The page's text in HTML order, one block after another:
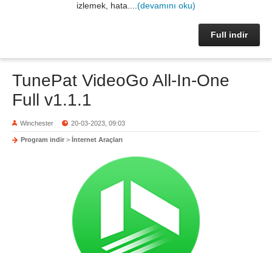
izlemek, hata.... (devamını oku)
Full indir
TunePat VideoGo All-In-One
Full v1.1.1
Winchester 20-03-2023, 09:03
Program indir > İnternet Araçları